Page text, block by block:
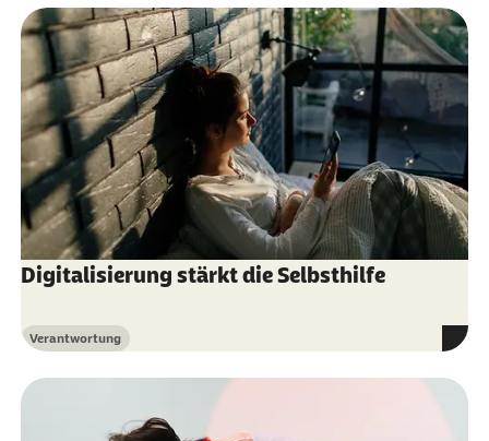
Digitalisierung stärkt die Selbsthilfe
Kategorie
Verantwortung